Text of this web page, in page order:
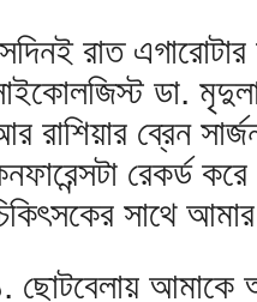
রাত
ডা.
রাশিয়ার ব্রেন
রেকর্ড
সাথে
ছোটবেলায় আমাকে